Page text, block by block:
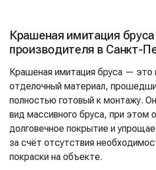
Крашеная имитация бруса
производителя в Санкт-
Крашеная имитация бруса — это
отделочный материал,
полностью готовый к монтажу.
вид массивного бруса, при этом
долговечное покрытие и
за счёт отсутствия
покраски на объекте.